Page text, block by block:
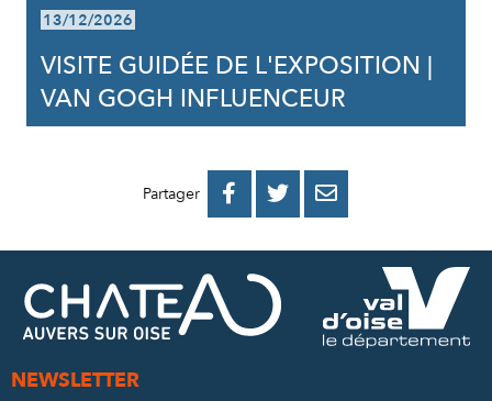
13/12/2026
VISITE GUIDÉE DE L'EXPOSITION |
VAN GOGH INFLUENCEUR
Partager 
PARTAGER
FACEBOOK
PARTAGER
PARTAGER
MAIL
NEWSLETTER